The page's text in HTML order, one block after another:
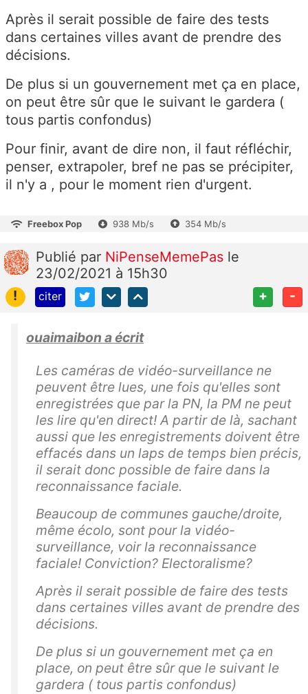
Après il serait possible de faire des tests
dans certaines villes avant de prendre des
décisions.
De plus si un gouvernement met ça en place,
on peut être sûr que le suivant le gardera (
tous partis confondus)
Pour finir, avant de dire non, il faut réfléchir,
penser, extrapoler, bref ne pas se précipiter,
il n'y a , pour le moment rien d'urgent.
Freebox Pop 938 Mb/s 354 Mb/s
Publié par NiPenseMemePas le
23/02/2021 à 15h30
!
citer + -
ouaimaibon a écrit
Les caméras de vidéo-surveillance ne
peuvent être lues, une fois qu'elles sont
enregistrées que par la PN, la PM ne peut
les lire qu'en direct! A partir de là, sachant
aussi que les enregistrements doivent être
effacés dans un laps de temps bien précis,
il serait donc possible de faire dans la
reconnaissance faciale.
Beaucoup de communes gauche/droite,
même écolo, sont pour la vidéo-
surveillance, voir la reconnaissance
faciale! Conviction? Electoralisme?
Après il serait possible de faire des tests
dans certaines villes avant de prendre des
décisions.
De plus si un gouvernement met ça en
place, on peut être sûr que le suivant le
gardera ( tous partis confondus)